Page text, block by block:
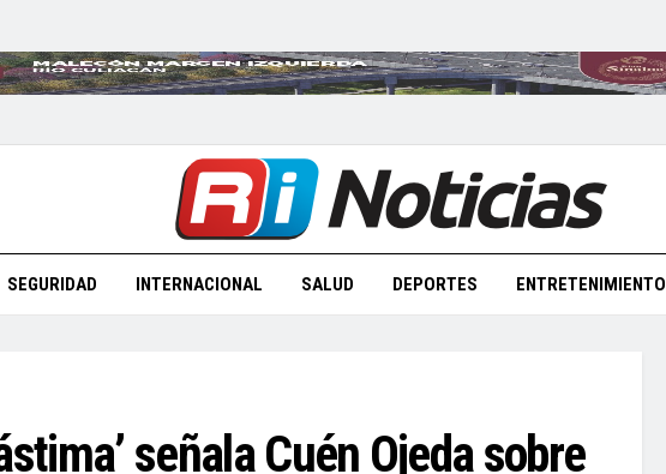
SEGURIDAD INTERNACIONAL SALUD DEPORTES ENTRETENIMIENTO
señala Cuén Ojeda sobre